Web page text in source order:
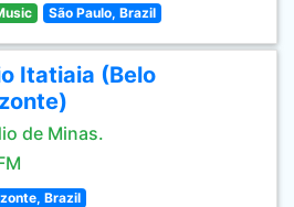
São Paulo, Brazil
Itatiaia (Belo
de Minas.
Brazil